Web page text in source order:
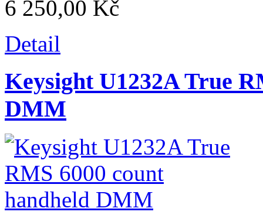
6 250,00 Kč
Detail
Keysight U1232A True
DMM